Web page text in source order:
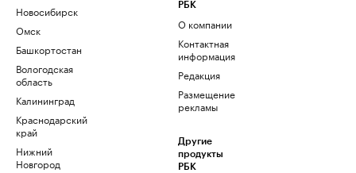
Новосибирск
Омск
Башкортостан
Вологодская
область
Калининград
Краснодарский
край
Нижний
Новгород
РБК
О компании
Контактная
информация
Редакция
Размещение
рекламы
Другие
продукты
РБК